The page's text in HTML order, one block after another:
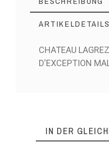
ARTIKELDETAILS
CHATEAU
D'EXCEPTION
IN DER